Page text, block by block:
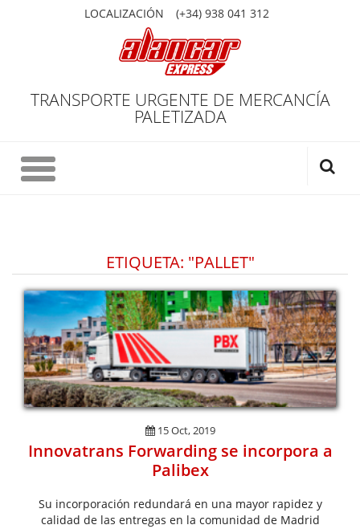
LOCALIZACIÓN (+34) 938 041 312
TRANSPORTE URGENTE DE MERCANCÍA
PALETIZADA
ETIQUETA: "PALLET"
15 Oct, 2019
Innovatrans Forwarding se incorpora a
Palibex
Su incorporación redundará en una mayor rapidez y
calidad de las entregas en la comunidad de Madrid